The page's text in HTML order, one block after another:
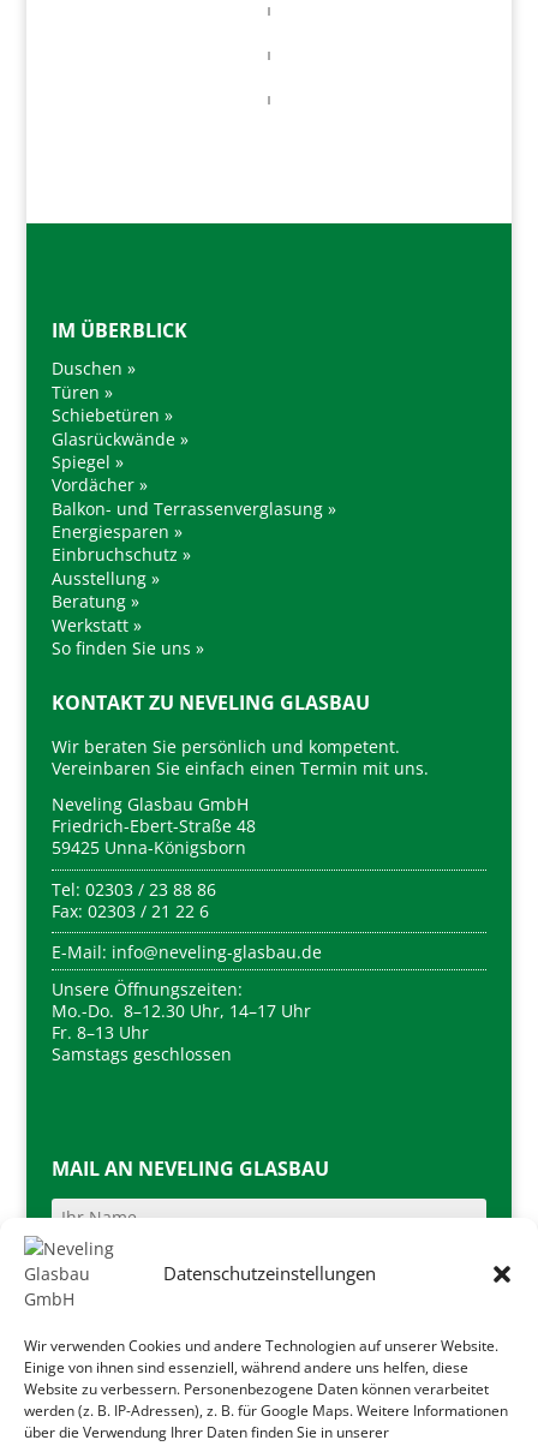
Datenschutzeinstellungen
Wir verwenden Cookies und andere Technologien auf unserer Website.
Einige von ihnen sind essenziell, während andere uns helfen, diese
Website zu verbessern. Personenbezogene Daten können verarbeitet
werden (z. B. IP-Adressen), z. B. für Google Maps. Weitere Informationen
über die Verwendung Ihrer Daten finden Sie in unserer
IM ÜBERBLICK
Duschen »
Türen »
Schiebetüren »
Glasrückwände »
Spiegel »
Vordächer »
Balkon- und Terrassenverglasung »
Energiesparen »
Einbruchschutz »
Ausstellung »
Beratung »
Werkstatt »
So finden Sie uns »
KONTAKT ZU NEVELING GLASBAU
Wir beraten Sie persönlich und kompetent.
Vereinbaren Sie einfach einen Termin mit uns.
Neveling Glasbau GmbH
Friedrich-Ebert-Straße 48
59425 Unna-Königsborn
Tel: 02303 / 23 88 86
Fax: 02303 / 21 22 6
E-Mail: info@neveling-glasbau.de
Unsere Öffnungszeiten:
Mo.-Do. 8–12.30 Uhr, 14–17 Uhr
Fr. 8–13 Uhr
Samstags geschlossen
MAIL AN NEVELING GLASBAU